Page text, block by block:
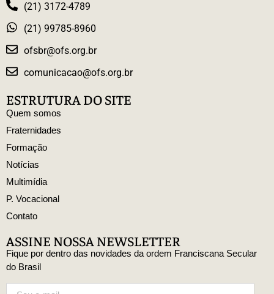
(21) 3172-4789
(21) 99785-8960
ofsbr@ofs.org.br
comunicacao@ofs.org.br
ESTRUTURA DO SITE
Quem somos
Fraternidades
Formação
Notícias
Multimídia
P. Vocacional
Contato
ASSINE NOSSA NEWSLETTER
Fique por dentro das novidades da ordem Franciscana Secular
do Brasil